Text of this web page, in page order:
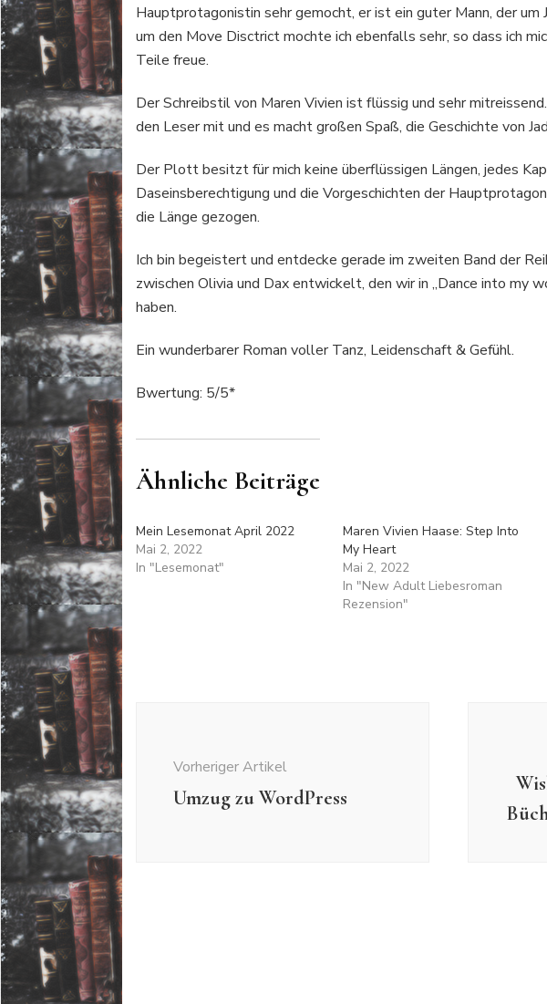
Hauptprotagonistin sehr gemocht, er ist ein guter Mann, der um
um den Move Disctrict mochte ich ebenfalls sehr, so dass ich
Teile freue.
Der Schreibstil von Maren Vivien ist flüssig und sehr
den Leser mit und es macht großen Spaß, die Geschichte von
Der Plott besitzt für mich keine überflüssigen Längen, jedes
Daseinsberechtigung und die Vorgeschichten der
die Länge gezogen.
Ich bin begeistert und entdecke gerade im zweiten Band der
zwischen Olivia und Dax entwickelt, den wir in „Dance into my
haben.
Ein wunderbarer Roman voller Tanz, Leidenschaft & Gefühl.
Bwertung: 5/5*
Ähnliche Beiträge
Mein Lesemonat April 2022
Mai 2, 2022
In "Lesemonat"
Maren Vivien Haase: Step Into
My Heart
Mai 2, 2022
In "New Adult Liebesroman
Rezension"
Vorheriger Artikel
Umzug zu WordPress